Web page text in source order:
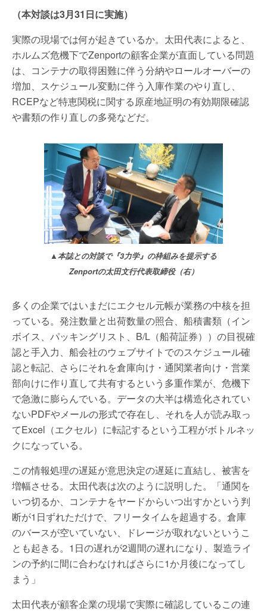
（本対談は3月31日に実施）
実際の現場では何が起きているか。太田代表によると、
ホルムズ危機下でZenportの顧客企業が直面している問題
は、コンテナの取得困難に伴う分納やロールオーバーの
増加、スケジュール変動に伴う入庫作業のやり直し、
RCEPなど特恵関税に関する原産地証明の有効期限確認
や書類の作り直しの多発などだ。
▲本誌との対談で『3力学』の枠組みを提示する
Zenportの太田文行代表取締役（右）
多くの企業ではいまだにエクセル元帳が業務の中核を担
っている。発注数量と出荷数量の照合、船積書類（イン
ボイス、パッキングリスト、B/L（船荷証券））の目視確
認と手入力、船会社のウェブサイトでのスケジュール確
認と転記、さらにそれを倉庫向け・通関業者向け・営業
部向けに作り直して共有するという多重作業が、危機下
で急激に膨らんでいる。データの大半は構造化されてい
ないPDFやメールの形式で存在し、それを人が読み取っ
てExcel（エクセル）に転記するという工程がボトルネッ
クになっている。
この情報処理の遅延が意思決定の遅延に直結し、被害を
増幅させる。太田代表は次のように説明した。「通関を
いつ切るか、コンテナをヤードからいつ出すかという判
断が1日ずれただけで、フリータイムを超過する。倉庫
のバースが空いていない、ドレージが取れないというこ
とも起きる。1日の遅れが2週間の遅れになり、製造ライ
ンの予約に間に合わなければさらに1か月後になってし
まう」
太田代表が顧客企業の現場で実際に確認しているこの連